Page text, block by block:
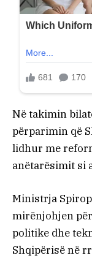
Në takimin
përparimin që
lidhur me
anëtarësimit si
Ministrja
mirënjohjen
politike dhe
Shqipërisë në